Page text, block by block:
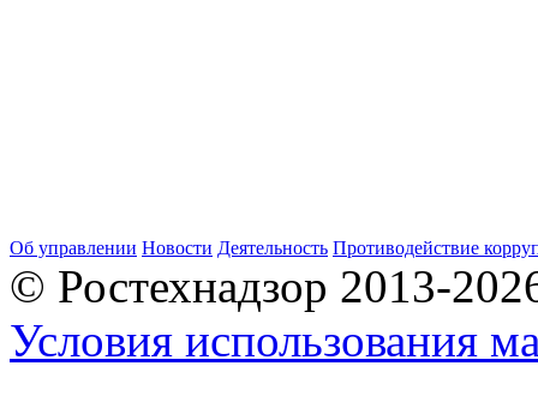
Об управлении Новости Деятельность Противодействие
© Ростехнадзор 2013-
Условия использования